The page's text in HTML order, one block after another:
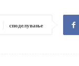
споделување